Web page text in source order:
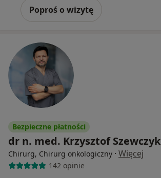
Poproś o wizytę
Bezpieczne płatności
dr n. med. Krzysztof Szewczyk
Chirurg, Chirurg onkologiczny · Więcej
142 opinie